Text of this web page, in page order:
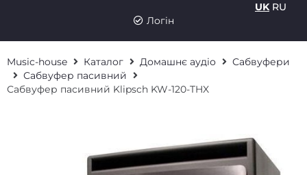
UK RU
Логін
Music-house Каталог Домашнє аудіо
Сабвуфери
Сабвуфер пасивний
Сабвуфер пасивний Klipsch KW-120-THX